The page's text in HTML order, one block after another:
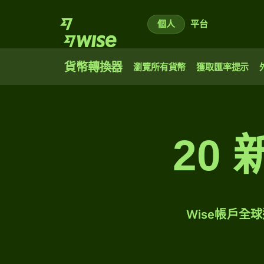
個人 平台
貨幣轉換器 瀏覽所有貨幣 獲取匯率提示
20
Wise帳戶全